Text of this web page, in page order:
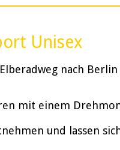
Unisex
nach
mit einem
und lassen